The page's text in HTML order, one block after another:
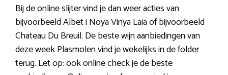
Bij de online slijter vind je dan weer acties van
bijvoorbeeld Albet i Noya Vinya Laia of bijvoorbeeld
Chateau Du Breuil. De beste wijn aanbiedingen van
deze week Plasmolen vind je wekelijks in de folder
terug. Let op: ook online check je de beste